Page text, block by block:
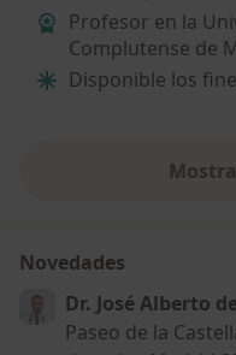
Profesor en la
Complutense de
Disponible los
Novedades
Dr. José Alberto
Paseo de la